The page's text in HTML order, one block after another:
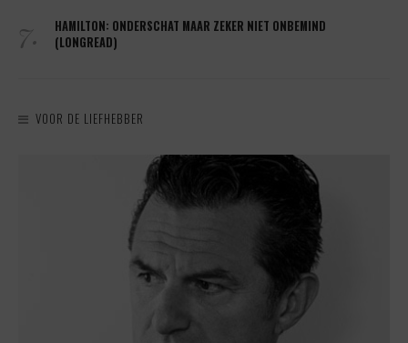
7.
HAMILTON: ONDERSCHAT MAAR ZEKER NIET ONBEMIND
(LONGREAD)
VOOR DE LIEFHEBBER